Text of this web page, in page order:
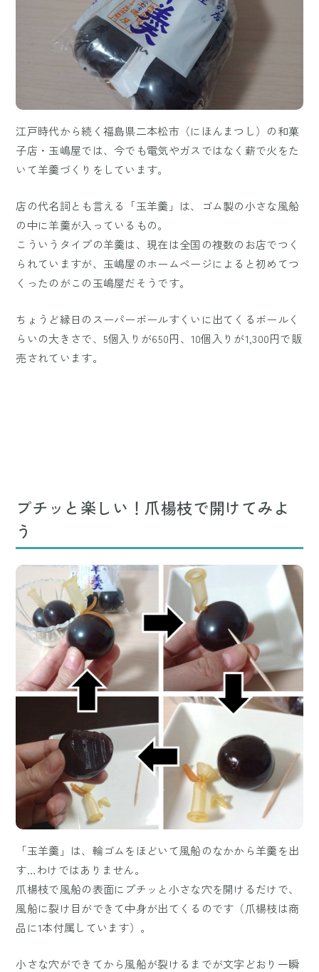
江戸時代から続く福島県二本松市（にほんまつし）の和菓
子店・玉嶋屋では、今でも電気やガスではなく薪で火をた
いて羊羹づくりをしています。
店の代名詞とも言える「玉羊羹」は、ゴム製の小さな風船
の中に羊羹が入っているもの。
こういうタイプの羊羹は、現在は全国の複数のお店でつく
られていますが、玉嶋屋のホームページによると初めてつ
くったのがこの玉嶋屋だそうです。
ちょうど縁日のスーパーボールすくいに出てくるボールく
らいの大きさで、5個入りが650円、10個入りが1,300円で販
売されています。
プチッと楽しい！爪楊枝で開けてみよ
う
「玉羊羹」は、輪ゴムをほどいて風船のなかから羊羹を出
す…わけではありません。
爪楊枝で風船の表面にプチッと小さな穴を開けるだけで、
風船に裂け目ができて中身が出てくるのです（爪楊枝は商
品に1本付属しています）。
小さな穴ができてから風船が裂けるまでが文字どおり一瞬